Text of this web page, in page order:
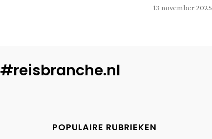
13 november 2025
#reisbranche.nl
POPULAIRE RUBRIEKEN